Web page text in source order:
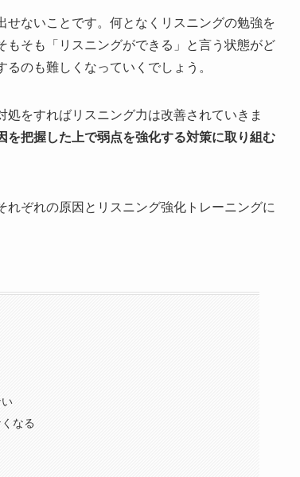
ないことです。何となくリスニングの勉強を
そも「リスニングができる」と言う状態がど
のも難しくなっていくでしょう。
をすればリスニング力は改善されていきま
を把握した上で弱点を強化する対策に取り組む
ぞれの原因とリスニング強化トレーニングに
なる